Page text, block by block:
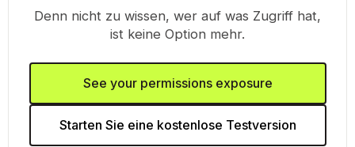
Denn nicht zu wissen, wer auf was Zugriff hat,
ist keine Option mehr.
See your permissions exposure
Starten Sie eine kostenlose Testversion